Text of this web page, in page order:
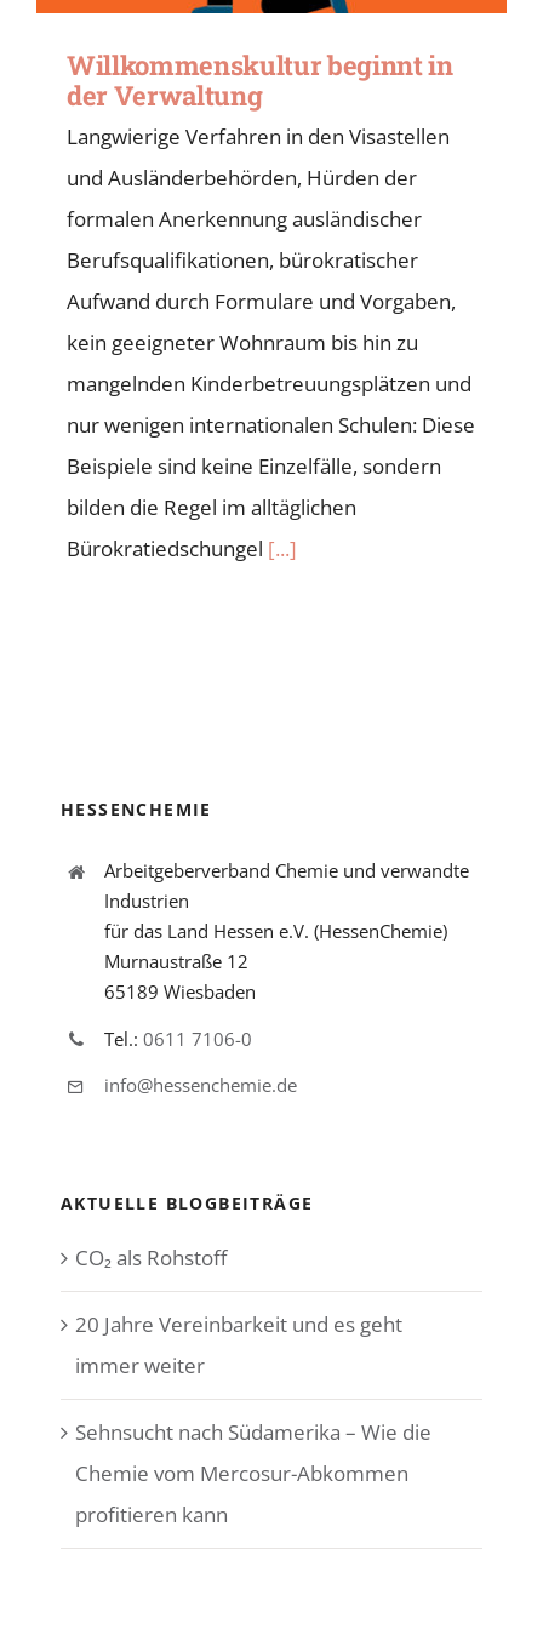
Willkommenskultur beginnt in
der Verwaltung
Langwierige Verfahren in den Visastellen
und Ausländerbehörden, Hürden der
formalen Anerkennung ausländischer
Berufsqualifikationen, bürokratischer
Aufwand durch Formulare und Vorgaben,
kein geeigneter Wohnraum bis hin zu
mangelnden Kinderbetreuungsplätzen und
nur wenigen internationalen Schulen: Diese
Beispiele sind keine Einzelfälle, sondern
bilden die Regel im alltäglichen
Bürokratiedschungel [...]
HESSENCHEMIE
Arbeitgeberverband Chemie und verwandte
Industrien
für das Land Hessen e.V. (HessenChemie)
Murnaustraße 12
65189 Wiesbaden
Tel.: 0611 7106-0
info@hessenchemie.de
AKTUELLE BLOGBEITRÄGE
CO₂ als Rohstoff
20 Jahre Vereinbarkeit und es geht
immer weiter
Sehnsucht nach Südamerika – Wie die
Chemie vom Mercosur-Abkommen
profitieren kann